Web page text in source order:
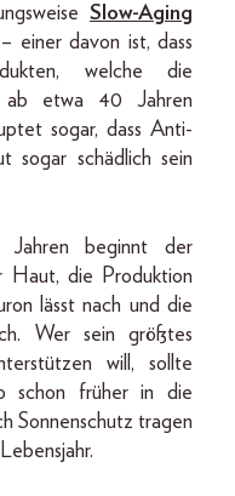
Slow-Aging
einer davon ist, dass
welche die
ab etwa 40 Jahren
sogar, dass Anti-
sogar schädlich sein
beginnt der
Haut, die Produktion
lässt nach und die
Wer sein größtes
will, sollte
schon früher in die
Sonnenschutz tragen